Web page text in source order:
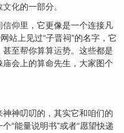
文化的一部分。
信仰里，它更像是一个连接凡
站上见过“子晋祠”的名字，它
甚至帮你算算运势。这些都是
会上的算命先生，大家图个
神神叨叨的，其实它和咱们的
“能量说明书”或者“愿望快递